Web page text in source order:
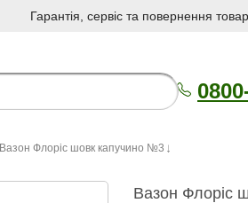
Гарантія, сервіс та повернення
Вазон Флоріс шовк капучино №3
Вазон Флоріс